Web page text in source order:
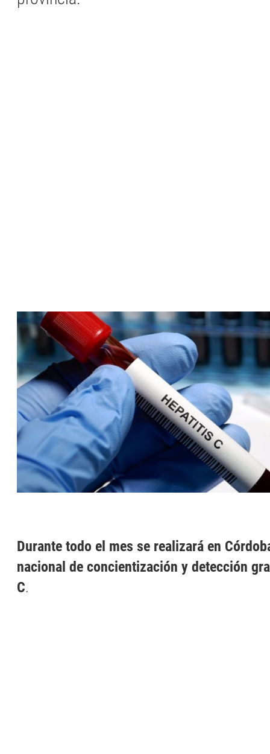
Durante todo el mes se realizará en
nacional de concientización y detección
C.